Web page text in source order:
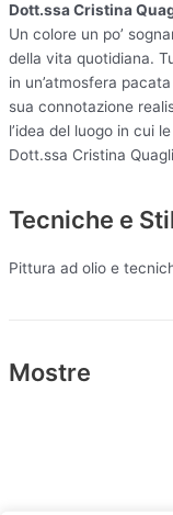
Dott.ssa Cristina
Un colore un po’
della vita quotidiana.
in un’atmosfera
sua connotazione
l’idea del luogo in cui
Dott.ssa Cristina
Tecniche e
Pittura ad olio e
Mostre